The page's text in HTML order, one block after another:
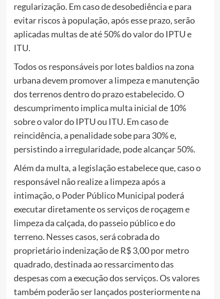
regularização. Em caso de desobediência e para
evitar riscos à população, após esse prazo, serão
aplicadas multas de até 50% do valor do IPTU e
ITU.
Todos os responsáveis por lotes baldios na zona
urbana devem promover a limpeza e manutenção
dos terrenos dentro do prazo estabelecido. O
descumprimento implica multa inicial de 10%
sobre o valor do IPTU ou ITU. Em caso de
reincidência, a penalidade sobe para 30% e,
persistindo a irregularidade, pode alcançar 50%.
Além da multa, a legislação estabelece que, caso o
responsável não realize a limpeza após a
intimação, o Poder Público Municipal poderá
executar diretamente os serviços de roçagem e
limpeza da calçada, do passeio público e do
terreno. Nesses casos, será cobrada do
proprietário indenização de R$ 3,00 por metro
quadrado, destinada ao ressarcimento das
despesas com a execução dos serviços. Os valores
também poderão ser lançados posteriormente na